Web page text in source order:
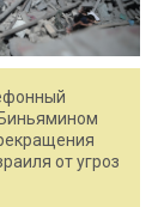
от угроз